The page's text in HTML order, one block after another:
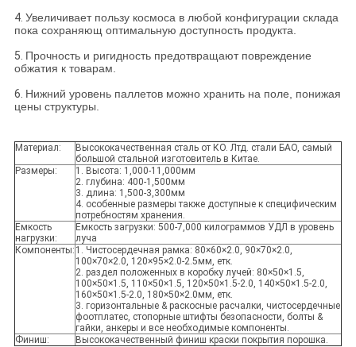
4. Увеличивает пользу космоса в любой конфигурации склада
пока сохраняющ оптимальную доступность продукта.
5. Прочность и ригидность предотвращают повреждение
обжатия к товарам.
6. Нижний уровень паллетов можно хранить на поле, понижая
цены структуры.
Материал:
Высококачественная сталь от КО. Лтд. стали БАО, самый
большой стальной изготовитель в Китае.
Размеры:
1. Высота: 1,000-11,000мм
2. глубина: 400-1,500мм
3. длина: 1,500-3,300мм
4. особенные размеры также доступные к специфическим
потребностям хранения.
Емкость
нагрузки:
Емкость загрузки: 500-7,000 килограммов УДЛ в уровень
луча
Компоненты: 1. Чистосердечная рамка: 80×60×2.0, 90×70×2.0,
100×70×2.0, 120×95×2.0-2.5мм, етк.
2. раздел положенных в коробку лучей: 80×50×1.5,
100×50×1.5, 110×50×1.5, 120×50×1.5-2.0, 140×50×1.5-2.0,
160×50×1.5-2.0, 180×50×2.0мм, етк.
3. горизонтальные & раскосные расчалки, чистосердечные
фоотплатес, стопорные штифты безопасности, болты &
гайки, анкеры и все необходимые компоненты.
Финиш:
Высококачественный финиш краски покрытия порошка.